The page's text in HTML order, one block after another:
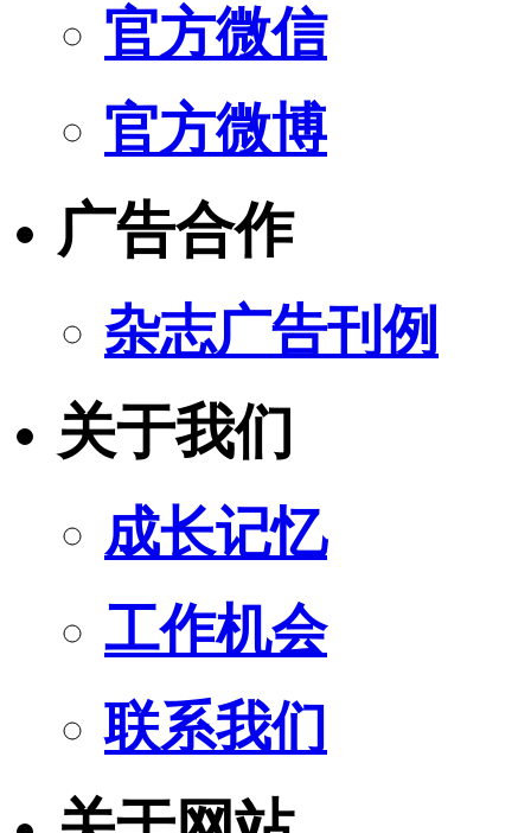
官方微信
官方微博
广告合作
杂志广告刊例
关于我们
成长记忆
工作机会
联系我们